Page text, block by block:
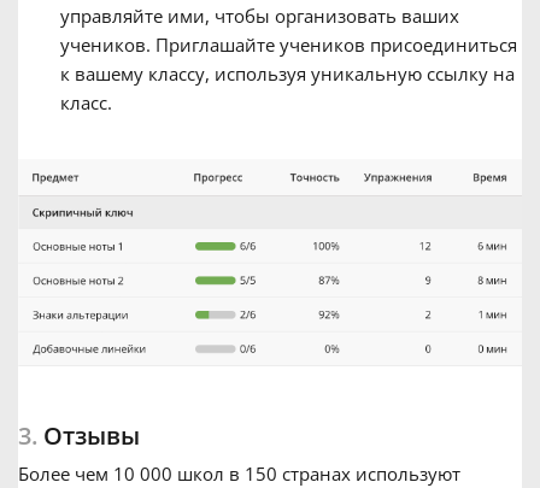
управляйте ими, чтобы организовать ваших
учеников. Приглашайте учеников присоединиться
к вашему классу, используя уникальную ссылку на
класс.
3. Отзывы
Более чем 10 000 школ в 150 странах используют